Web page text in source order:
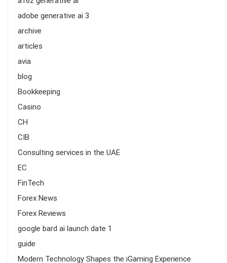
adobe generative ai 3
archive
articles
avia
blog
Bookkeeping
Casino
CH
CIB
Consulting services in the UAE
EC
FinTech
Forex News
Forex Reviews
google bard ai launch date 1
guide
Modern Technology Shapes the iGaming Experience